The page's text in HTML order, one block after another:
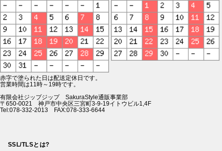
赤字で塗られた日は配送定休日です。
営業時間は11時～19時です。
有限会社ジップジップ SakuraStyle通販事業部
〒650-0021 神戸市中央区三宮町3-9-19イトウビル1,4F
Tel:078-332-2013 FAX:078-333-6644
SSL/TLSとは?